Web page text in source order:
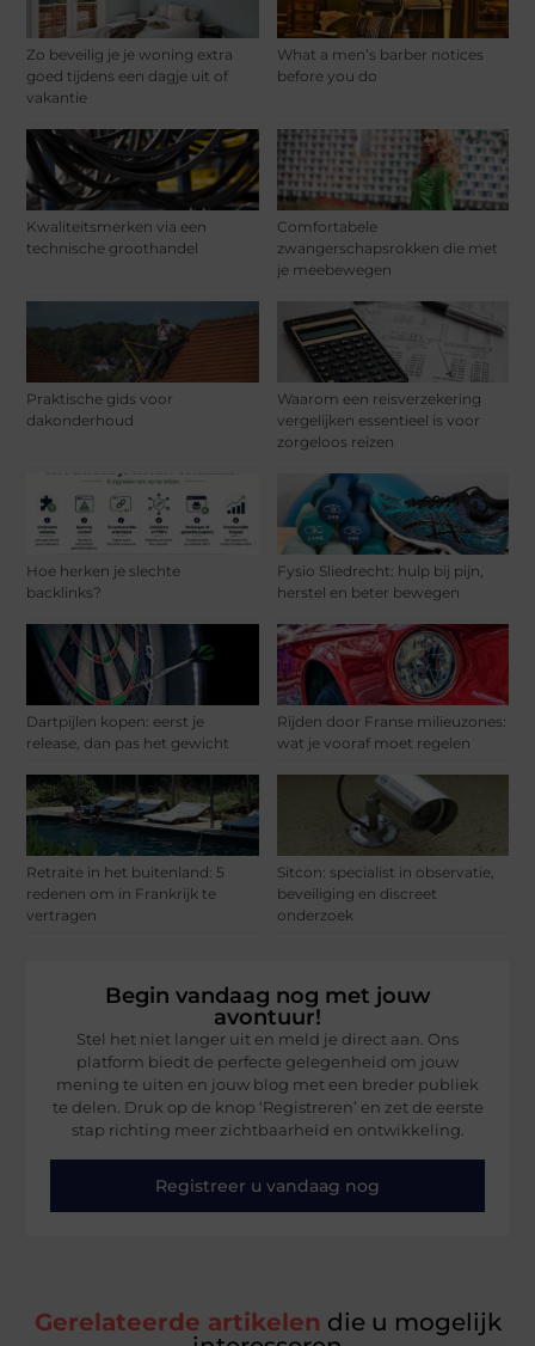
Zo beveilig je je woning extra
goed tijdens een dagje uit of
vakantie
What a men’s barber notices
before you do
Kwaliteitsmerken via een
technische groothandel
Comfortabele
zwangerschapsrokken die met
je meebewegen
Praktische gids voor
dakonderhoud
Waarom een reisverzekering
vergelijken essentieel is voor
zorgeloos reizen
Hoe herken je slechte
backlinks?
Fysio Sliedrecht: hulp bij pijn,
herstel en beter bewegen
Dartpijlen kopen: eerst je
release, dan pas het gewicht
Rijden door Franse milieuzones:
wat je vooraf moet regelen
Retraite in het buitenland: 5
redenen om in Frankrijk te
vertragen
Sitcon: specialist in observatie,
beveiliging en discreet
onderzoek
Begin vandaag nog met jouw
avontuur!
Stel het niet langer uit en meld je direct aan. Ons
platform biedt de perfecte gelegenheid om jouw
mening te uiten en jouw blog met een breder publiek
te delen. Druk op de knop ‘Registreren’ en zet de eerste
stap richting meer zichtbaarheid en ontwikkeling.
Registreer u vandaag nog
Gerelateerde artikelen die u mogelijk